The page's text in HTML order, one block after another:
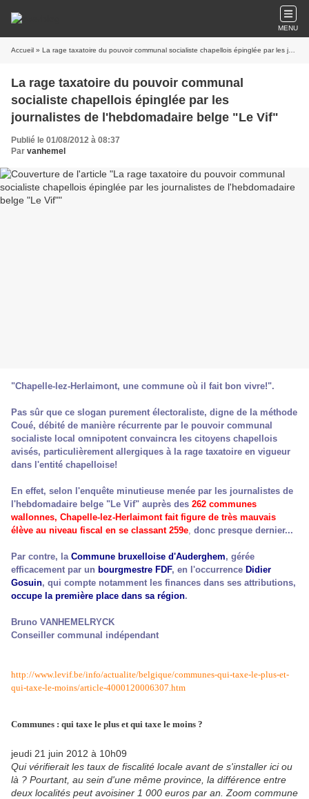
MENU
Accueil » La rage taxatoire du pouvoir communal socialiste chapellois épinglée par les journalistes de l'hebdomadaire belge "Le Vif"
La rage taxatoire du pouvoir communal
socialiste chapellois épinglée par les
journalistes de l'hebdomadaire belge "Le Vif"
Publié le 01/08/2012 à 08:37
Par vanhemel
"Chapelle-lez-Herlaimont, une commune où il fait bon vivre!".
Pas sûr que ce slogan purement électoraliste, digne de la méthode
Coué, débité de manière récurrente par le pouvoir communal
socialiste local omnipotent convaincra les citoyens chapellois
avisés, particulièrement allergiques à la rage taxatoire en vigueur
dans l'entité chapelloise!
En effet, selon l'enquête minutieuse menée par les journalistes de
l'hebdomadaire belge "Le Vif" auprès des 262 communes
wallonnes, Chapelle-lez-Herlaimont fait figure de très mauvais
élève au niveau fiscal en se classant 259e, donc presque dernier...
Par contre, la Commune bruxelloise d'Auderghem, gérée
efficacement par un bourgmestre FDF, en l'occurrence Didier
Gosuin, qui compte notamment les finances dans ses attributions,
occupe la première place dans sa région.
Bruno VANHEMELRYCK
Conseiller communal indépendant
http://www.levif.be/info/actualite/belgique/communes-qui-taxe-le-plus-et-
qui-taxe-le-moins/article-4000120006307.htm
Communes : qui taxe le plus et qui taxe le moins ?
jeudi 21 juin 2012 à 10h09
Qui vérifierait les taux de fiscalité locale avant de s'installer ici ou
là ? Pourtant, au sein d'une même province, la différence entre
deux localités peut avoisiner 1 000 euros par an. Zoom commune